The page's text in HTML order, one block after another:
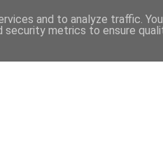
and to analyze traffic.
security metrics to ensure